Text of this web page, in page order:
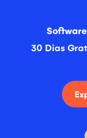
30 Dias